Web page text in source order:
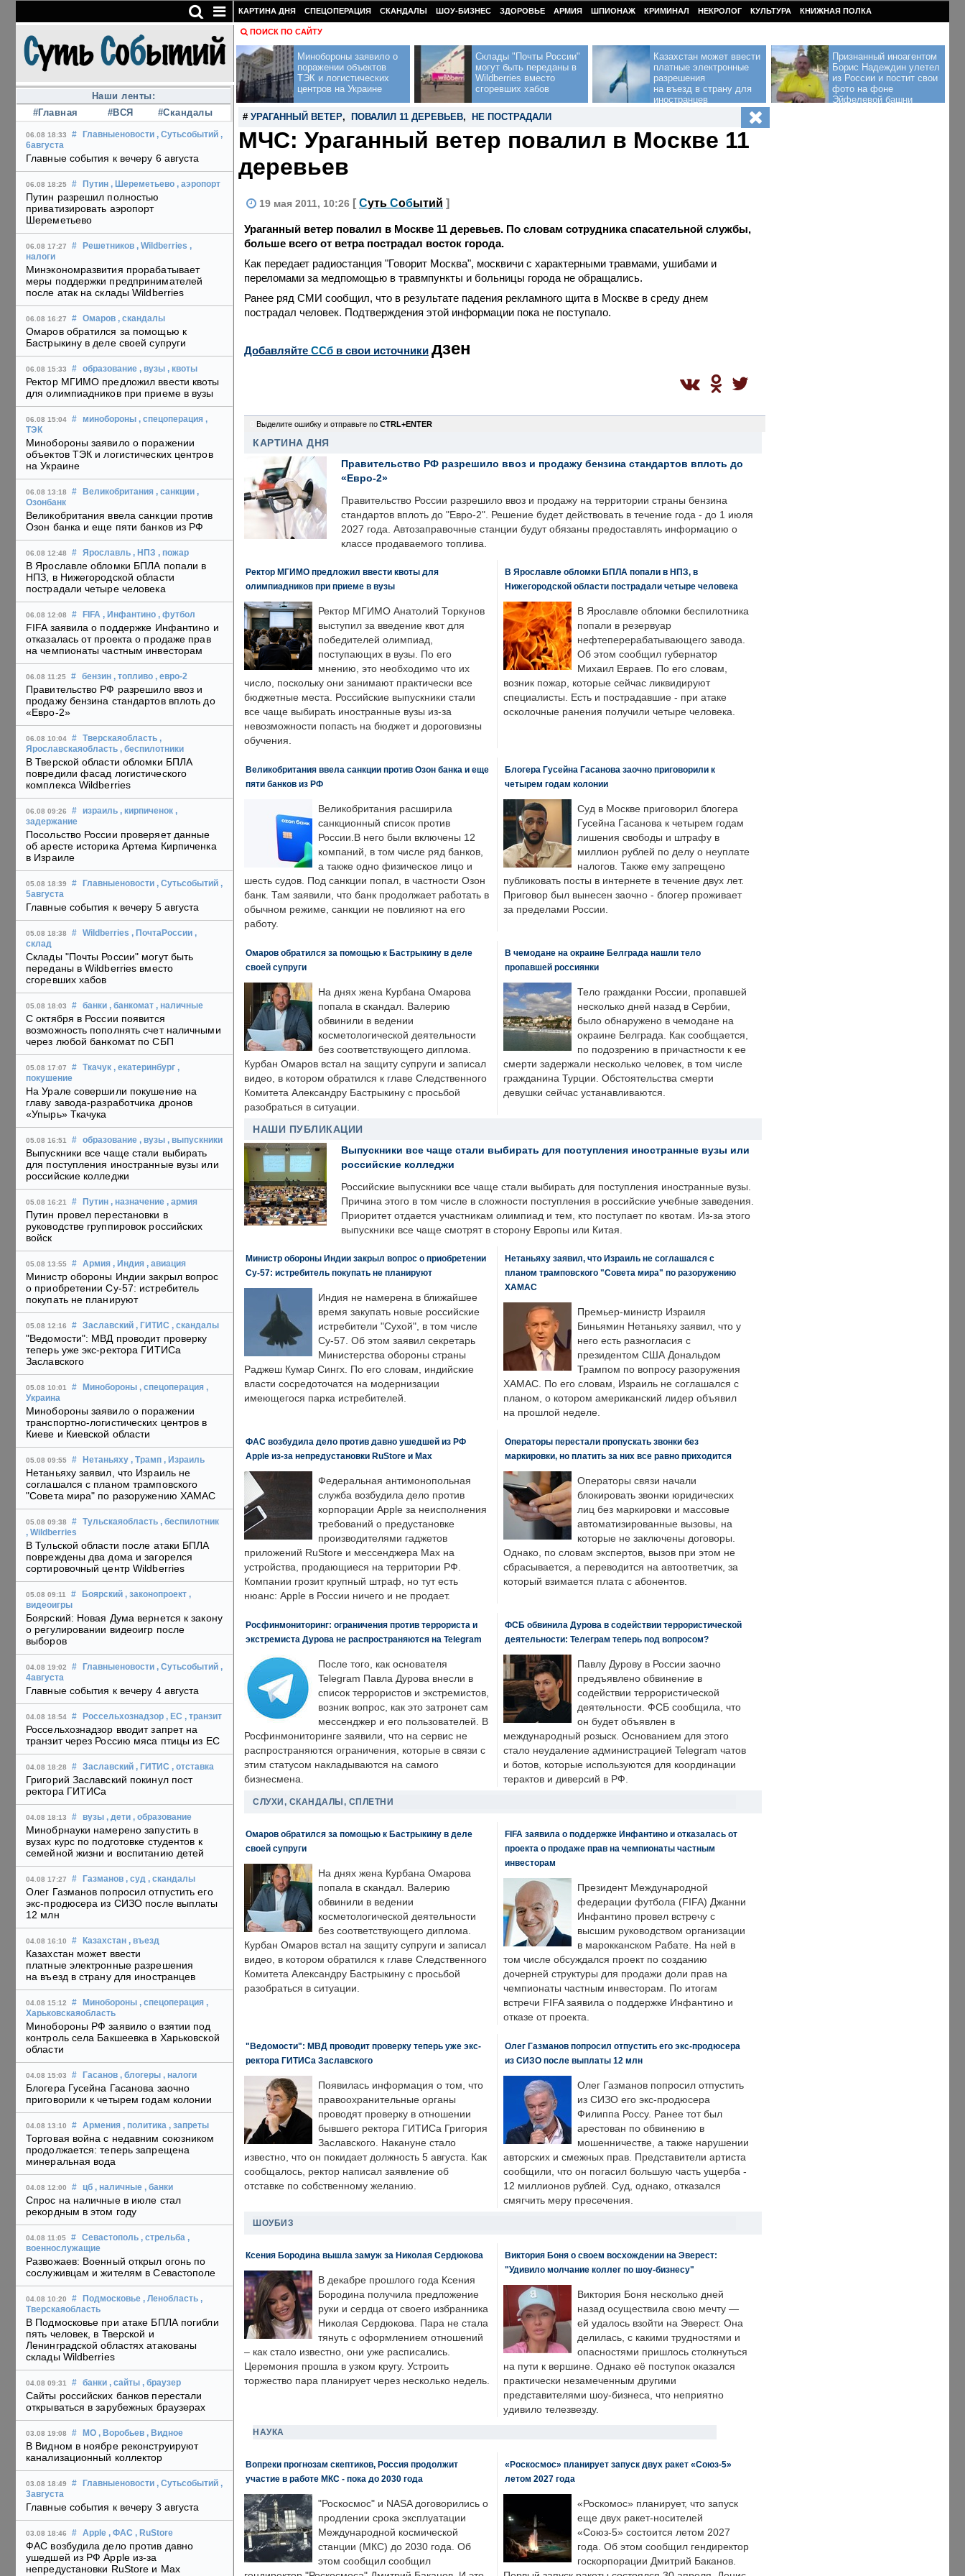
Наши ленты:
#Главная
#ВСЯ #Скандалы
06.08 18:33 # Главныеновости , Сутьсобытий ,
6августа
Главные события к вечеру 6 августа
06.08 18:25 # Путин , Шереметьево , аэропорт
Путин разрешил полностью
приватизировать аэропорт
Шереметьево
06.08 17:27 # Решетников , Wildberries ,
налоги
Минэкономразвития прорабатывает
меры поддержки предпринимателей
после атак на склады Wildberries
06.08 16:27 # Омаров , скандалы
Омаров обратился за помощью к
Бастрыкину в деле своей супруги
06.08 15:33 # образование , вузы , квоты
Ректор МГИМО предложил ввести квоты
для олимпиадников при приеме в вузы
06.08 15:04 # минобороны , спецоперация ,
ТЭК
Минобороны заявило о поражении
объектов ТЭК и логистических центров
на Украине
06.08 13:18 # Великобритания , санкции ,
Озонбанк
Великобритания ввела санкции против
Озон банка и еще пяти банков из РФ
06.08 12:48 # Ярославль , НПЗ , пожар
В Ярославле обломки БПЛА попали в
НПЗ, в Нижегородской области
пострадали четыре человека
06.08 12:08 # FIFA , Инфантино , футбол
FIFA заявила о поддержке Инфантино и
отказалась от проекта о продаже прав
на чемпионаты частным инвесторам
06.08 11:25 # бензин , топливо , евро-2
Правительство РФ разрешило ввоз и
продажу бензина стандартов вплоть до
«Евро-2»
06.08 10:04 # Тверскаяобласть ,
Ярославскаяобласть , беспилотники
В Тверской области обломки БПЛА
повредили фасад логистического
комплекса Wildberries
06.08 09:26 # израиль , кирпиченок ,
задержание
Посольство России проверяет данные
об аресте историка Артема Кирпиченка
в Израиле
05.08 18:39 # Главныеновости , Сутьсобытий ,
5августа
Главные события к вечеру 5 августа
05.08 18:38 # Wildberries , ПочтаРоссии ,
склад
Склады "Почты России" могут быть
переданы в Wildberries вместо
сгоревших хабов
05.08 18:03 # банки , банкомат , наличные
С октября в России появится
возможность пополнять счет наличными
через любой банкомат по СБП
05.08 17:07 # Ткачук , екатеринбург ,
покушение
На Урале совершили покушение на
главу завода-разработчика дронов
«Упырь» Ткачука
05.08 16:51 # образование , вузы , выпускники
Выпускники все чаще стали выбирать
для поступления иностранные вузы или
российские колледжи
05.08 16:21 # Путин , назначение , армия
Путин провел перестановки в
руководстве группировок российских
войск
05.08 13:55 # Армия , Индия , авиация
Министр обороны Индии закрыл вопрос
о приобретении Су-57: истребитель
покупать не планируют
05.08 12:16 # Заславский , ГИТИС , скандалы
"Ведомости": МВД проводит проверку
теперь уже экс-ректора ГИТИСа
Заславского
05.08 10:01 # Минобороны , спецоперация ,
Украина
Минобороны заявило о поражении
транспортно-логистических центров в
Киеве и Киевской области
05.08 09:55 # Нетаньяху , Трамп , Израиль
Нетаньяху заявил, что Израиль не
соглашался с планом трамповского
"Совета мира" по разоружению ХАМАС
05.08 09:38 # Тульскаяобласть , беспилотник
, Wildberries
В Тульской области после атаки БПЛА
повреждены два дома и загорелся
сортировочный центр Wildberries
05.08 09:11 # Боярский , законопроект ,
видеоигры
Боярский: Новая Дума вернется к закону
о регулировании видеоигр после
выборов
04.08 19:02 # Главныеновости , Сутьсобытий ,
4августа
Главные события к вечеру 4 августа
04.08 18:54 # Россельхознадзор , ЕС , транзит
Россельхознадзор вводит запрет на
транзит через Россию мяса птицы из ЕС
04.08 18:28 # Заславский , ГИТИС , отставка
Григорий Заславский покинул пост
ректора ГИТИСа
04.08 18:13 # вузы , дети , образование
Минобрнауки намерено запустить в
вузах курс по подготовке студентов к
семейной жизни и воспитанию детей
04.08 17:27 # Газманов , суд , скандалы
Олег Газманов попросил отпустить его
экс-продюсера из СИЗО после выплаты
12 млн
04.08 16:10 # Казахстан , въезд
Казахстан может ввести
платные электронные разрешения
на въезд в страну для иностранцев
04.08 15:12 # Минобороны , спецоперация ,
Харьковскаяобласть
Минобороны РФ заявило о взятии под
контроль села Бакшеевка в Харьковской
области
04.08 15:03 # Гасанов , блогеры , налоги
Блогера Гусейна Гасанова заочно
приговорили к четырем годам колонии
04.08 13:10 # Армения , политика , запреты
Торговая война с недавним союзником
продолжается: теперь запрещена
минеральная вода
04.08 12:00 # цб , наличные , банки
Спрос на наличные в июле стал
рекордным в этом году
04.08 11:05 # Севастополь , стрельба ,
военнослужащие
Развожаев: Военный открыл огонь по
сослуживцам и жителям в Севастополе
04.08 10:20 # Подмосковье , Ленобласть ,
Тверскаяобласть
В Подмосковье при атаке БПЛА погибли
пять человек, в Тверской и
Ленинградской областях атакованы
склады Wildberries
04.08 09:31 # банки , сайты , браузер
Сайты российских банков перестали
открываться в зарубежных браузерах
03.08 19:08 # МО , Воробьев , Видное
В Видном в ноябре реконструируют
канализационный коллектор
03.08 18:49 # Главныеновости , Сутьсобытий ,
3августа
Главные события к вечеру 3 августа
03.08 18:46 # Apple , ФАС , RuStore
ФАС возбудила дело против давно
ушедшей из РФ Apple из-за
непредустановки RuStore и Max
КАРТИНА ДНЯ СПЕЦОПЕРАЦИЯ СКАНДАЛЫ ШОУ-БИЗНЕС ЗДОРОВЬЕ АРМИЯ ШПИОНАЖ КРИМИНАЛ НЕКРОЛОГ КУЛЬТУРА КНИЖНАЯ ПОЛКА
ПОИСК ПО САЙТУ
Минобороны заявило о
поражении объектов
ТЭК и логистических
центров на Украине
Склады "Почты России"
могут быть переданы в
Wildberries вместо
сгоревших хабов
Казахстан может ввести
платные электронные
разрешения
на въезд в страну для
иностранцев
Признанный иноагентом
Борис Надеждин улетел
из России и постит свои
фото на фоне
Эйфелевой башни
# УРАГАННЫЙ ВЕТЕР, ПОВАЛИЛ 11 ДЕРЕВЬЕВ, НЕ ПОСТРАДАЛИ
МЧС: Ураганный ветер повалил в Москве 11
деревьев
19 мая 2011, 10:26 [ Суть Событий ]
Ураганный ветер повалил в Москве 11 деревьев. По словам сотрудника спасательной службы,
больше всего от ветра пострадал восток города.
Как передает радиостанция "Говорит Москва", москвичи с характерными травмами, ушибами и
переломами за медпомощью в травмпункты и больницы города не обращались.
Ранее ряд СМИ сообщил, что в результате падения рекламного щита в Москве в среду днем
пострадал человек. Подтверждения этой информации пока не поступало.
Добавляйте CСб в свои источники дзен
Выделите ошибку и отправьте по CTRL+ENTER
КАРТИНА ДНЯ
Правительство РФ разрешило ввоз и продажу бензина стандартов вплоть до
«Евро-2»
Правительство России разрешило ввоз и продажу на территории страны бензина
стандартов вплоть до "Евро-2". Решение будет действовать в течение года - до 1 июля
2027 года. Автозаправочные станции будут обязаны предоставлять информацию о
классе продаваемого топлива.
Ректор МГИМО предложил ввести квоты для
олимпиадников при приеме в вузы
Ректор МГИМО Анатолий Торкунов
выступил за введение квот для
победителей олимпиад,
поступающих в вузы. По его
мнению, это необходимо что их
число, поскольку они занимают практически все
бюджетные места. Российские выпускники стали
все чаще выбирать иностранные вузы из-за
невозможности попасть на бюджет и дороговизны
обучения.
В Ярославле обломки БПЛА попали в НПЗ, в
Нижегородской области пострадали четыре человека
В Ярославле обломки беспилотника
попали в резервуар
нефтеперерабатывающего завода.
Об этом сообщил губернатор
Михаил Евраев. По его словам,
возник пожар, которые сейчас ликвидируют
специалисты. Есть и пострадавшие - при атаке
осколочные ранения получили четыре человека.
Великобритания ввела санкции против Озон банка и еще
пяти банков из РФ
Великобритания расширила
санкционный список против
России.В него были включены 12
компаний, в том числе ряд банков,
а также одно физическое лицо и
шесть судов. Под санкции попал, в частности Озон
банк. Там заявили, что банк продолжает работать в
обычном режиме, санкции не повлияют на его
работу.
Блогера Гусейна Гасанова заочно приговорили к
четырем годам колонии
Суд в Москве приговорил блогера
Гусейна Гасанова к четырем годам
лишения свободы и штрафу в
миллион рублей по делу о неуплате
налогов. Также ему запрещено
публиковать посты в интернете в течение двух лет.
Приговор был вынесен заочно - блогер проживает
за пределами России.
Омаров обратился за помощью к Бастрыкину в деле
своей супруги
На днях жена Курбана Омарова
попала в скандал. Валерию
обвинили в ведении
косметологической деятельности
без соответствующего диплома.
Курбан Омаров встал на защиту супруги и записал
видео, в котором обратился к главе Следственного
Комитета Александру Бастрыкину с просьбой
разобраться в ситуации.
В чемодане на окраине Белграда нашли тело
пропавшей россиянки
Тело гражданки России, пропавшей
несколько дней назад в Сербии,
было обнаружено в чемодане на
окраине Белграда. Как сообщается,
по подозрению в причастности к ее
смерти задержали несколько человек, в том числе
гражданина Турции. Обстоятельства смерти
девушки сейчас устанавливаются.
НАШИ ПУБЛИКАЦИИ
Выпускники все чаще стали выбирать для поступления иностранные вузы или
российские колледжи
Российские выпускники все чаще стали выбирать для поступления иностранные вузы.
Причина этого в том числе в сложности поступления в российские учебные заведения.
Приоритет отдается участникам олимпиад и тем, кто поступает по квотам. Из-за этого
выпускники все чаще смотрят в сторону Европы или Китая.
Министр обороны Индии закрыл вопрос о приобретении
Су-57: истребитель покупать не планируют
Индия не намерена в ближайшее
время закупать новые российские
истребители "Сухой", в том числе
Су-57. Об этом заявил секретарь
Министерства обороны страны
Раджеш Кумар Сингх. По его словам, индийские
власти сосредоточатся на модернизации
имеющегося парка истребителей.
Нетаньяху заявил, что Израиль не соглашался с
планом трамповского "Совета мира" по разоружению
ХАМАС
Премьер-министр Израиля
Биньямин Нетаньяху заявил, что у
него есть разногласия с
президентом США Дональдом
Трампом по вопросу разоружения
ХАМАС. По его словам, Израиль не соглашался с
планом, о котором американский лидер объявил
на прошлой неделе.
ФАС возбудила дело против давно ушедшей из РФ
Apple из-за непредустановки RuStore и Max
Федеральная антимонопольная
служба возбудила дело против
корпорации Apple за неисполнения
требований о предустановке
производителями гаджетов
приложений RuStore и мессенджера Max на
устройства, продающиеся на территории РФ.
Компании грозит крупный штраф, но тут есть
нюанс: Apple в России ничего и не продает.
Операторы перестали пропускать звонки без
маркировки, но платить за них все равно приходится
Операторы связи начали
блокировать звонки юридических
лиц без маркировки и массовые
автоматизированные вызовы, на
которые не заключены договоры.
Однако, по словам экспертов, вызов при этом не
сбрасывается, а переводится на автоответчик, за
который взимается плата с абонентов.
Росфинмониторинг: ограничения против террориста и
экстремиста Дурова не распространяются на Telegram
После того, как основателя
Telegram Павла Дурова внесли в
список террористов и экстремистов,
возник вопрос, как это затронет сам
мессенджер и его пользователей. В
Росфинмониторинге заявили, что на сервис не
распространяются ограничения, которые в связи с
этим статусом накладываются на самого
бизнесмена.
ФСБ обвинила Дурова в содействии террористической
деятельности: Телеграм теперь под вопросом?
Павлу Дурову в России заочно
предъявлено обвинение в
содействии террористической
деятельности. ФСБ сообщила, что
он будет объявлен в
международный розыск. Основанием для этого
стало неудаление администрацией Telegram чатов
и ботов, которые используются для координации
терактов и диверсий в РФ.
СЛУХИ, СКАНДАЛЫ, СПЛЕТНИ
Омаров обратился за помощью к Бастрыкину в деле
своей супруги
На днях жена Курбана Омарова
попала в скандал. Валерию
обвинили в ведении
косметологической деятельности
без соответствующего диплома.
Курбан Омаров встал на защиту супруги и записал
видео, в котором обратился к главе Следственного
Комитета Александру Бастрыкину с просьбой
разобраться в ситуации.
FIFA заявила о поддержке Инфантино и отказалась от
проекта о продаже прав на чемпионаты частным
инвесторам
Президент Международной
федерации футбола (FIFA) Джанни
Инфантино провел встречу с
высшим руководством организации
в марокканском Рабате. На ней в
том числе обсуждался проект по созданию
дочерней структуры для продажи доли прав на
чемпионаты частным инвесторам. По итогам
встречи FIFA заявила о поддержке Инфантино и
отказе от проекта.
"Ведомости": МВД проводит проверку теперь уже экс-
ректора ГИТИСа Заславского
Появилась информация о том, что
правоохранительные органы
проводят проверку в отношении
бывшего ректора ГИТИСа Григория
Заславского. Накануне стало
известно, что он покидает должность 5 августа. Как
сообщалось, ректор написал заявление об
отставке по собственному желанию.
Олег Газманов попросил отпустить его экс-продюсера
из СИЗО после выплаты 12 млн
Олег Газманов попросил отпустить
из СИЗО его экс-продюсера
Филиппа Россу. Ранее тот был
арестован по обвинению в
мошенничестве, а также нарушении
авторских и смежных прав. Представители артиста
сообщили, что он погасил большую часть ущерба -
12 миллионов рублей. Суд, однако, отказался
смягчить меру пресечения.
ШОУБИЗ
Ксения Бородина вышла замуж за Николая Сердюкова
В декабре прошлого года Ксения
Бородина получила предложение
руки и сердца от своего избранника
Николая Сердюкова. Пара не стала
тянуть с оформлением отношений
– как стало известно, они уже расписались.
Церемония прошла в узком кругу. Устроить
торжество пара планирует через несколько недель.
Виктория Боня о своем восхождении на Эверест:
"Удивило молчание коллег по шоу-бизнесу"
Виктория Боня несколько дней
назад осуществила свою мечту —
ей удалось взойти на Эверест. Она
делилась, с какими трудностями и
опасностями пришлось столкнуться
на пути к вершине. Однако её поступок оказался
практически незамеченным другими
представителями шоу-бизнеса, что неприятно
удивило телезвезду.
НАУКА
Вопреки прогнозам скептиков, Россия продолжит
участие в работе МКС - пока до 2030 года
"Роскосмос" и NASA договорились о
продлении срока эксплуатации
Международной космической
станции (МКС) до 2030 года. Об
этом сообщил сообщил
«Роскосмос» планирует запуск двух ракет «Союз-5»
летом 2027 года
«Роскомос» планирует, что запуск
еще двух ракет-носителей
«Союз-5» состоится летом 2027
года. Об этом сообщил гендиректор
госкорпорации Дмитрий Баканов.